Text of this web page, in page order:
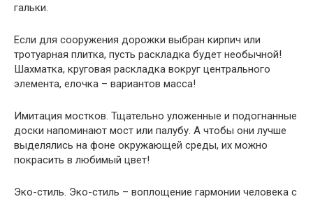
гальки.
Если для сооружения дорожки выбран кирпич или
тротуарная плитка, пусть раскладка будет необычной!
Шахматка, круговая раскладка вокруг центрального
элемента, елочка – вариантов масса!
Имитация мостков. Тщательно уложенные и подогнанные
доски напоминают мост или палубу. А чтобы они лучше
выделялись на фоне окружающей среды, их можно
покрасить в любимый цвет!
Эко-стиль. Эко-стиль – воплощение гармонии человека с